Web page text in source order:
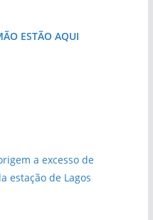
ESTÃO AQUI
a excesso de
estação de Lagos